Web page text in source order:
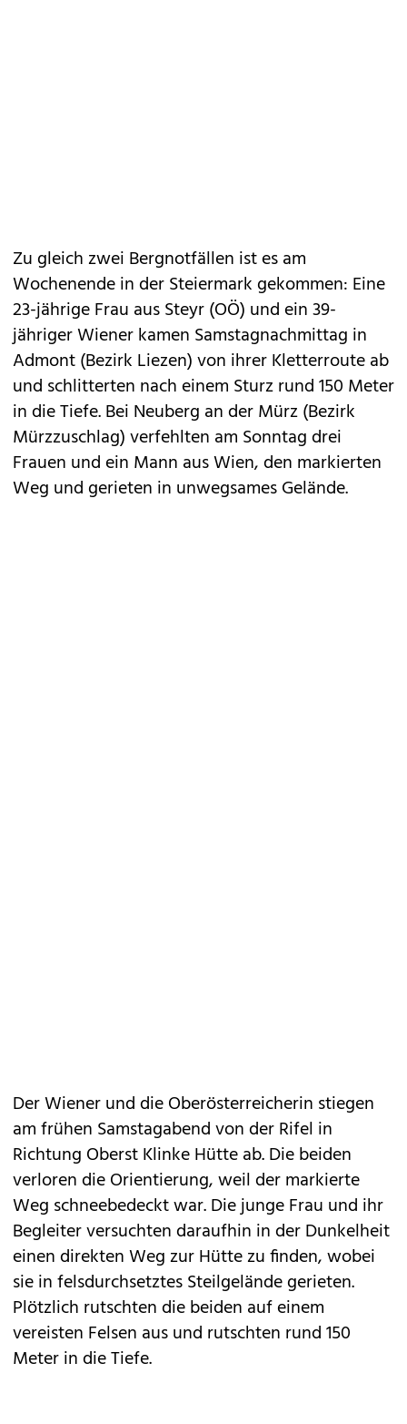
Zu gleich zwei Bergnotfällen ist es am
Wochenende in der Steiermark gekommen: Eine
23-jährige Frau aus Steyr (OÖ) und ein 39-
jähriger Wiener kamen Samstagnachmittag in
Admont (Bezirk Liezen) von ihrer Kletterroute ab
und schlitterten nach einem Sturz rund 150 Meter
in die Tiefe. Bei Neuberg an der Mürz (Bezirk
Mürzzuschlag) verfehlten am Sonntag drei
Frauen und ein Mann aus Wien, den markierten
Weg und gerieten in unwegsames Gelände.
Der Wiener und die Oberösterreicherin stiegen
am frühen Samstagabend von der Rifel in
Richtung Oberst Klinke Hütte ab. Die beiden
verloren die Orientierung, weil der markierte
Weg schneebedeckt war. Die junge Frau und ihr
Begleiter versuchten daraufhin in der Dunkelheit
einen direkten Weg zur Hütte zu finden, wobei
sie in felsdurchsetztes Steilgelände gerieten.
Plötzlich rutschten die beiden auf einem
vereisten Felsen aus und rutschten rund 150
Meter in die Tiefe.